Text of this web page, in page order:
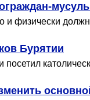
физически
Бурятии